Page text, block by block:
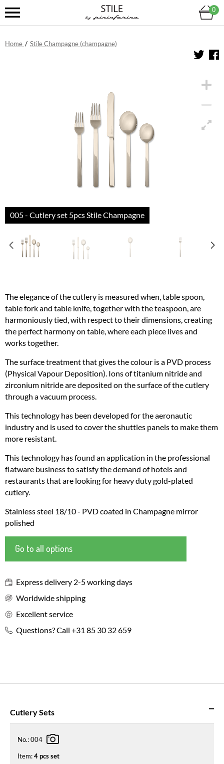
0
Home / Stile Champagne (champagne)
005 - Cutlery set 5pcs Stile Champagne
The elegance of the cutlery is measured when, table spoon,
table fork and table knife, together with the teaspoon, are
harmoniously tied, with respect to their dimensions, creating
the perfect harmony on table, where each piece lives and
works together.
The surface treatment that gives the colour is a PVD process
(Physical Vapour Deposition). Ions of titanium nitride and
zirconium nitride are deposited on the surface of the cutlery
through a vacuum process.
This technology has been developed for the aeronautic
industry and is used to cover the shuttles panels to make them
more resistant.
This technology has found an application in the professional
flatware business to satisfy the demand of hotels and
restaurants that are looking for heavy duty gold-plated
cutlery.
Stainless steel 18/10 - PVD coated in Champagne mirror
polished
Go to all options
Express delivery 2-5 working days
Worldwide shipping
Excellent service
Questions? Call +31 85 30 32 659
Cutlery Sets
No.: 004
Item: 4 pcs set